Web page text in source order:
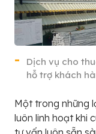
Dịch vụ cho
hỗ trợ khách
Một trong những
luôn linh hoạt khi